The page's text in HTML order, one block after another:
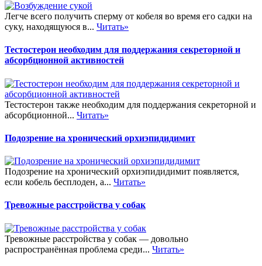
Легче всего получить сперму от кобеля во время его садки на
суку, находящуюся в... Читать»
Тестостерон необходим для поддержания секреторной и
абсорбционной активностей
Тестостерон также необходим для поддержания секреторной и
абсорбционной... Читать»
Подозрение на хронический орхиэпидидимит
Подозрение на хронический орхиэпидидимит появляется,
если кобель бесплоден, а... Читать»
Тревожные расстройства у собак
Тревожные расстройства у собак — довольно
распространённая проблема среди... Читать»